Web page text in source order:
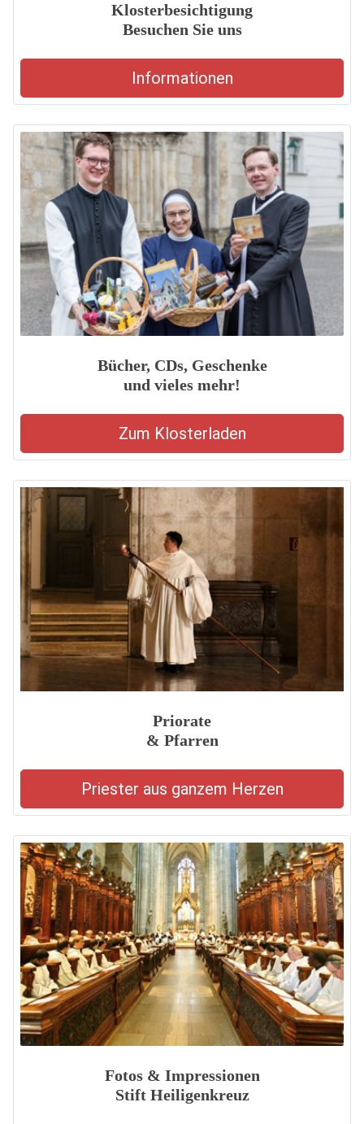
Klosterbesichtigung
Besuchen Sie uns
Informationen
Bücher, CDs, Geschenke
und vieles mehr!
Zum Klosterladen
Priorate
& Pfarren
Priester aus ganzem Herzen
Fotos & Impressionen
Stift Heiligenkreuz